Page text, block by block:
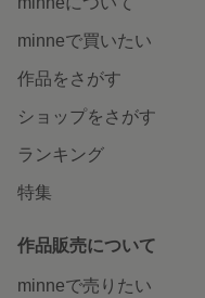
minneで買いたい
作品をさがす
ショップをさがす
ランキング
特集
作品販売について
minneで売りたい